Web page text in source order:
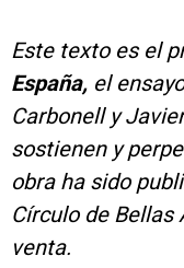
Este texto es el
España, el
Carbonell y
sostienen y
obra ha sido
Círculo de Bellas
venta.